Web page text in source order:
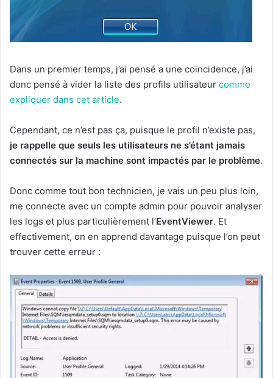
Dans un premier temps, j’ai pensé a une coïncidence, j’ai
donc pensé à vider la liste des profils utilisateur comme
expliquer dans cet article.
Cependant, ce n’est pas ça, puisque le profil n’existe pas,
je rappelle que seuls les utilisateurs ne s’étant jamais
connectés sur la machine sont impactés par le problème.
Donc comme tout bon technicien, je vais un peu plus loin,
me connecte avec un compte admin pour pouvoir analyser
les logs et plus particulièrement l’EventViewer. Et
effectivement, on en apprend davantage puisque l’on peut
trouver cette erreur :